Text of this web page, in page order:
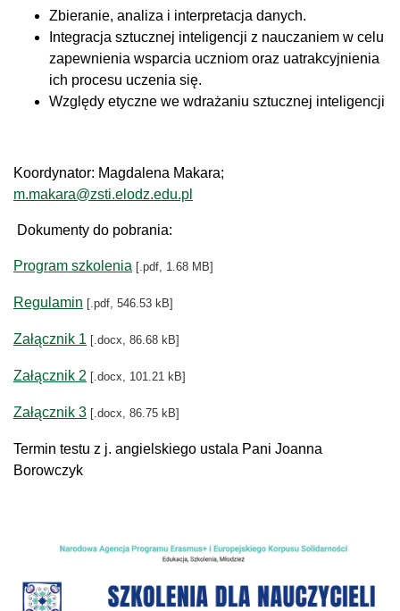
Zbieranie, analiza i interpretacja danych.
Integracja sztucznej inteligencji z nauczaniem w celu
zapewnienia wsparcia uczniom oraz uatrakcyjnienia
ich procesu uczenia się.
Względy etyczne we wdrażaniu sztucznej inteligencji
Koordynator: Magdalena Makara;
m.makara@zsti.elodz.edu.pl
Dokumenty do pobrania:
Program szkolenia [.pdf, 1.68 MB]
Regulamin [.pdf, 546.53 kB]
Załącznik 1 [.docx, 86.68 kB]
Załącznik 2 [.docx, 101.21 kB]
Załącznik 3 [.docx, 86.75 kB]
Termin testu z j. angielskiego ustala Pani Joanna
Borowczyk